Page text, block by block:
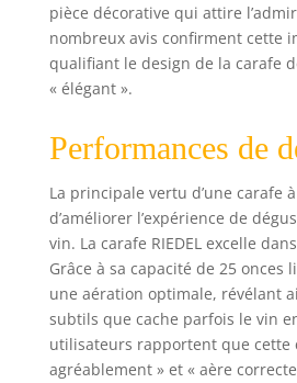
pièce décorative qui attire
nombreux avis confirment cette
qualifiant le design de la carafe
« élégant ».
Performances de
La principale vertu d’une carafe
d’améliorer l’expérience de
vin. La carafe RIEDEL excelle
Grâce à sa capacité de 25 onces
une aération optimale, révélant
subtils que cache parfois le vin
utilisateurs rapportent que cette
agréablement » et « aère